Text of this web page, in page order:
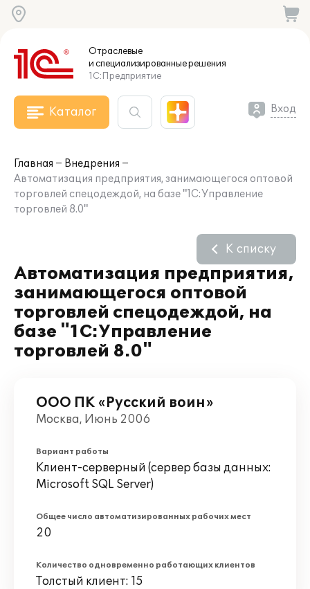
Отраслевые
и специализированныерешения
1С:Предприятие
Каталог Вход
Главная
Внедрения
Автоматизация предприятия, занимающегося оптовой
торговлей спецодеждой, на базе "1С:Управление
торговлей 8.0"
Автоматизация предприятия,
занимающегося оптовой
торговлей спецодеждой, на
базе "1С:Управление
торговлей 8.0"
К списку
ООО ПК «Русский воин»
Москва, Июнь 2006
Вариант работы
Клиент-серверный (сервер базы данных:
Microsoft SQL Server)
Общее число автоматизированных рабочих мест
20
Количество одновременно работающих клиентов
Толстый клиент: 15